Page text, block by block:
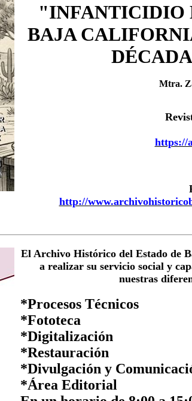
"INFANTICIDIO
BAJA
Mtra.
https://
http://
El Archivo Histórico del Estado de
a realizar su servicio social y
nuestras
*Procesos Técnicos
*Fototeca
*Digitalización
*Restauración
*Divulgación y
*Área Editorial